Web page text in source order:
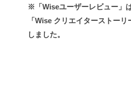
※「Wiseユーザーレビュー」
「Wise クリエイターストー
しました。